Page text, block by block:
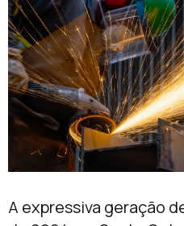
A expressiva geração